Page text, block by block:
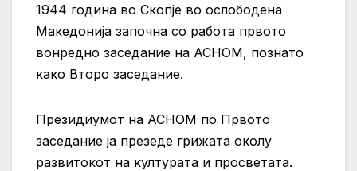
1944 година во Скопје во ослободена
Македонија започна со работа првото
вонредно заседание на АСНОМ, познато
како Второ заседание.
Президиумот на АСНОМ по Првото
заседание ја презеде грижата околу
развитокот на културата и просветата.